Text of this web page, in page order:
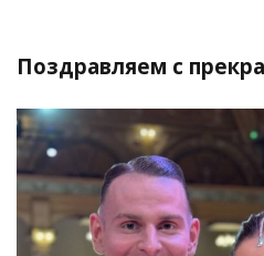
Поздравляем с